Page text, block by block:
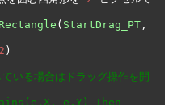
Rectangle ( StartDrag_PT ,
2 )
いる場合はドラッグ操作を開